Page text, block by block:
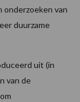
onderzoeken van
duurzame
uit (in
van de